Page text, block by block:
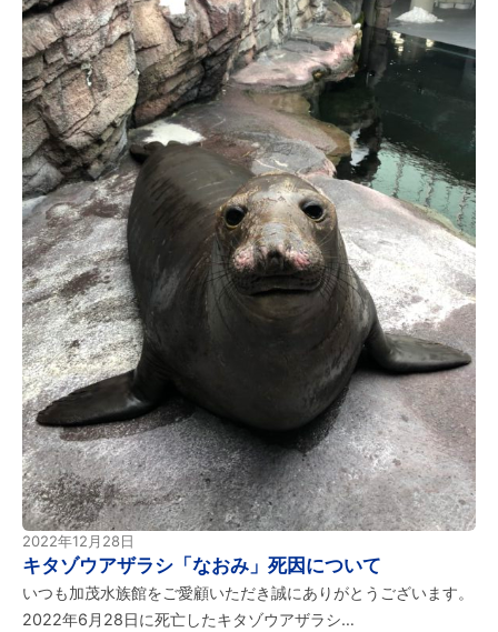
2022年12月28日
キタゾウアザラシ「なおみ」死因について
いつも加茂水族館をご愛顧いただき誠にありがとうございます。
2022年6月28日に死亡したキタゾウアザラシ…